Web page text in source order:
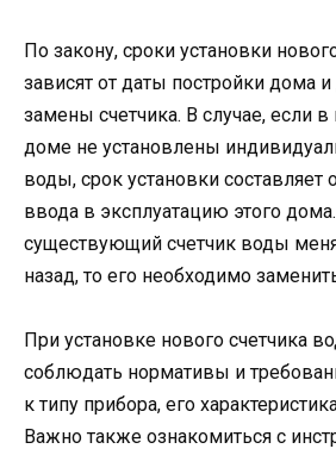
По закону, сроки установки
зависят от даты постройки дома
замены счетчика. В случае, если
доме не установлены
воды, срок установки составляет
ввода в эксплуатацию этого
существующий счетчик воды
назад, то его необходимо
При установке нового счетчика
соблюдать нормативы и
к типу прибора, его
Важно также ознакомиться с